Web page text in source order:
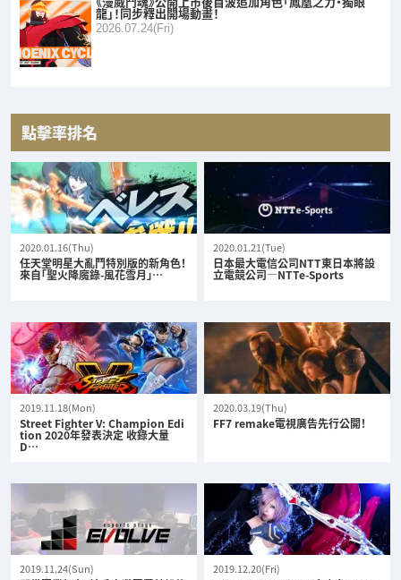
龍」！同步釋出開場動畫！
2026.07.24(Fri)
點擊率排名
2020.01.16(Thu)
任天堂明星大亂鬥特別版的新角色！
來自「聖火降魔錄-風花雪月」…
2020.01.21(Tue)
日本最大電信公司NTT東日本將設
立電競公司—NTTe-Sports
2019.11.18(Mon)
Street Fighter V: Champion Edi
tion 2020年發表決定 收錄大量
D…
2020.03.19(Thu)
FF7 remake電視廣告先行公開！
2019.11.24(Sun) 2019.12.20(Fri)